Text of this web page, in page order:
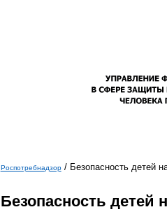
Роспотребнадзор / Безопасность детей
Безопасность детей